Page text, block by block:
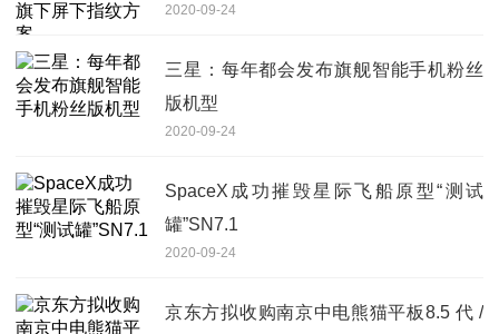
2020-09-24
三星：每年都会发布旗舰智能手机粉丝
版机型
2020-09-24
SpaceX成功摧毁星际飞船原型“测试
罐”SN7.1
2020-09-24
京东方拟收购南京中电熊猫平板8.5 代 /